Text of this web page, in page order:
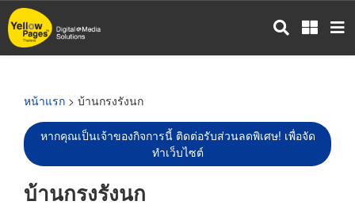
ข้าม
ไป
หน้าแรก > บ้านกรงรังนก
หากคุณเป็นเจ้าของกิจการนี้ ติดต่อรับส่วนลดพิเศษ! เพื่อจัด
ทำเว็บไซต์
บ้านกรงรังนก